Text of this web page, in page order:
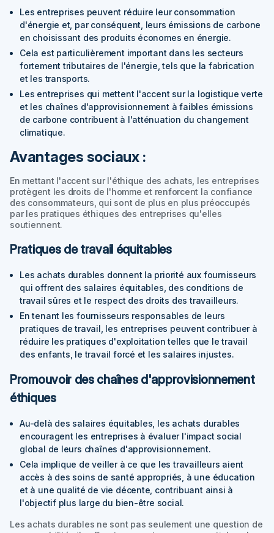
Les entreprises peuvent réduire leur consommation
d'énergie et, par conséquent, leurs émissions de carbone
en choisissant des produits économes en énergie.
Cela est particulièrement important dans les secteurs
fortement tributaires de l'énergie, tels que la fabrication
et les transports.
Les entreprises qui mettent l'accent sur la logistique verte
et les chaînes d'approvisionnement à faibles émissions
de carbone contribuent à l'atténuation du changement
climatique.
Avantages sociaux :
En mettant l'accent sur l'éthique des achats, les entreprises
protègent les droits de l'homme et renforcent la confiance
des consommateurs, qui sont de plus en plus préoccupés
par les pratiques éthiques des entreprises qu'elles
soutiennent.
Pratiques de travail équitables
Les achats durables donnent la priorité aux fournisseurs
qui offrent des salaires équitables, des conditions de
travail sûres et le respect des droits des travailleurs.
En tenant les fournisseurs responsables de leurs
pratiques de travail, les entreprises peuvent contribuer à
réduire les pratiques d'exploitation telles que le travail
des enfants, le travail forcé et les salaires injustes.
Promouvoir des chaînes d'approvisionnement
éthiques
Au-delà des salaires équitables, les achats durables
encouragent les entreprises à évaluer l'impact social
global de leurs chaînes d'approvisionnement.
Cela implique de veiller à ce que les travailleurs aient
accès à des soins de santé appropriés, à une éducation
et à une qualité de vie décente, contribuant ainsi à
l'objectif plus large du bien-être social.
Les achats durables ne sont pas seulement une question de